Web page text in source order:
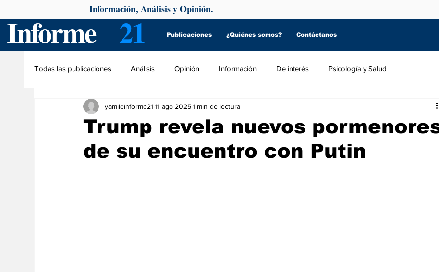
Informe 21 Publicaciones ¿Quiénes somos? Contáctanos
Información, Análisis y Opinión.
Todas las publicaciones Análisis Opinión Información De interés Psicología y Salud
Trump revela nuevos
de su encuentro con Putin
yamileinforme21 11 ago 20251 min de lectura